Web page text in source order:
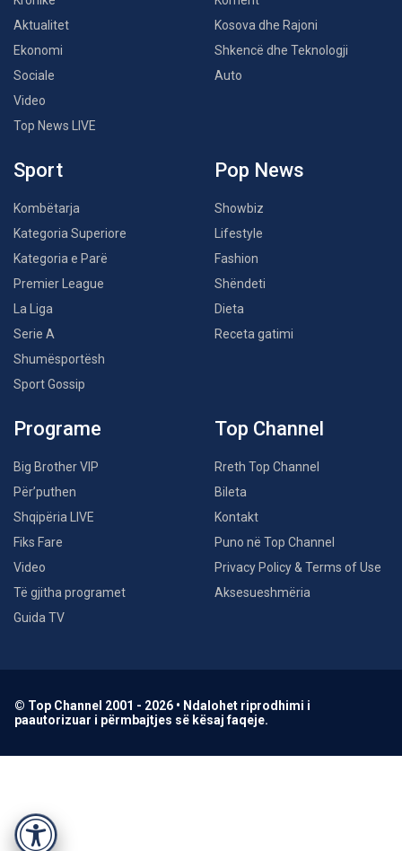
Aktualitet
Ekonomi
Sociale
Video
Top News LIVE
Kosova dhe Rajoni
Shkencë dhe Teknologji
Auto
Sport
Kombëtarja
Kategoria Superiore
Kategoria e Parë
Premier League
La Liga
Serie A
Shumësportësh
Sport Gossip
Pop News
Showbiz
Lifestyle
Fashion
Shëndeti
Dieta
Receta gatimi
Programe
Big Brother VIP
Për’puthen
Shqipëria LIVE
Fiks Fare
Video
Të gjitha programet
Guida TV
Top Channel
Rreth Top Channel
Bileta
Kontakt
Puno në Top Channel
Privacy Policy & Terms of Use
Aksesueshmëria
© Top Channel 2001 - 2026 • Ndalohet riprodhimi i
paautorizuar i përmbajtjes së kësaj faqeje.